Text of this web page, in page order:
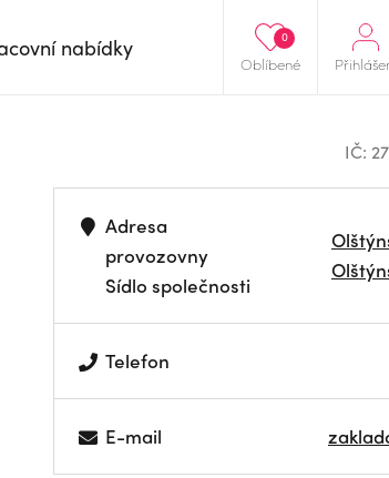
Oblíbené
0
nabídky
IČ:
Adresa
provozovny
Sídlo společnosti
Telefon
E-mail